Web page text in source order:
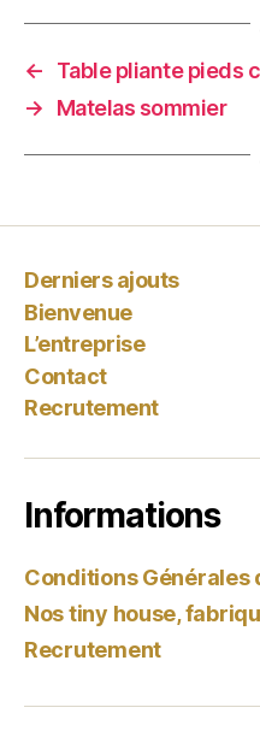
←
Table pliante pieds
→
Matelas sommier
Derniers ajouts
Bienvenue
L’entreprise
Contact
Recrutement
Informations
Conditions Générales
Nos tiny house,
Recrutement